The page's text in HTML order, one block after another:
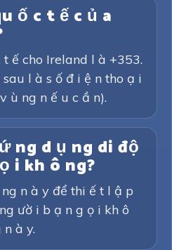
ố c t ế c ủ a
ế cho Ireland l à +353.
l à s ố đ i ệ n tho ạ i
ù ng n ế u c ầ n).
ng d ụ ng di độ
i kh ô ng?
n à y để thi ế t l ậ p
ườ i b ạ n g ọ i kh ô
n à y.